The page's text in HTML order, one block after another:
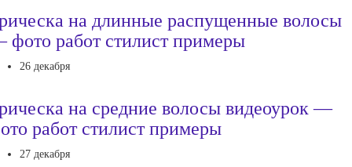
на длинные распущенные волосы
работ стилист примеры
26 декабря
на средние волосы видеоурок —
работ стилист примеры
27 декабря